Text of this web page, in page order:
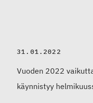
31.01.2022
Vuoden 2022
käynnistyy